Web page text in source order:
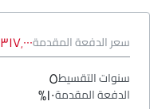
سعر الدفعة المقدمة٣١٧٬٠٠٠ EGP
سنوات التقسيط٥
الدفعة المقدمة١٠%